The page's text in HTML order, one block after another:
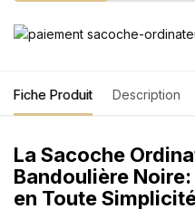
Fiche Produit Description
La Sacoche
Bandoulière
en Toute